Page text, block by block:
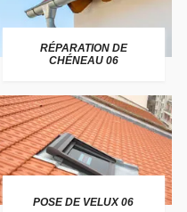
RÉPARATION DE
CHÉNEAU 06
POSE DE VELUX 06